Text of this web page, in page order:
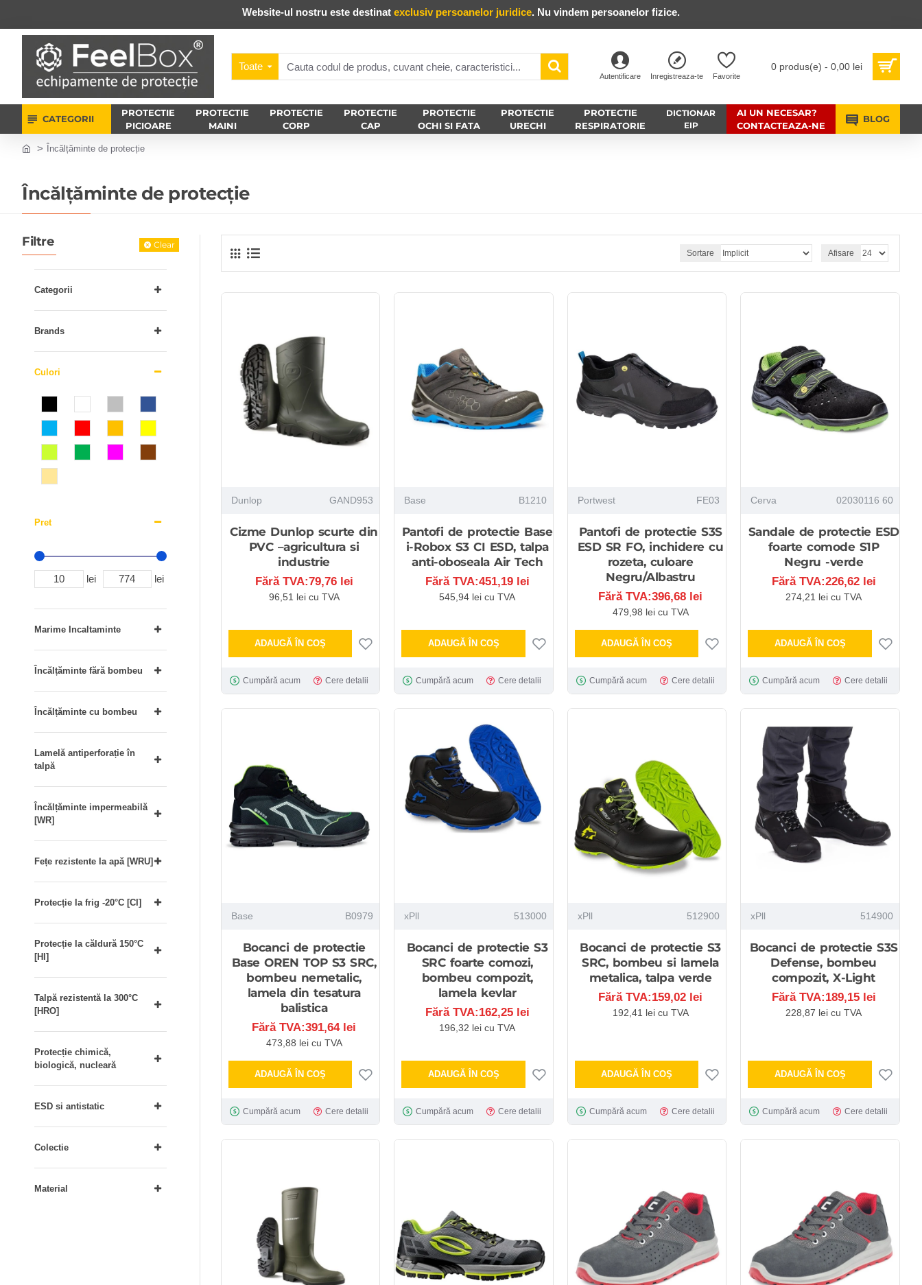
Website-ul nostru este destinat exclusiv persoanelor juridice. Nu vindem persoanelor fizice.
Toate
Autentificare Inregistreaza-te Favorite
0 produs(e) - 0,00 lei
CATEGORII
PROTECTIE
PICIOARE
PROTECTIE
MAINI
PROTECTIE
CORP
PROTECTIE
CAP
PROTECTIE
OCHI SI FATA
PROTECTIE
URECHI
PROTECTIE
RESPIRATORIE
DICTIONAR
EIP
AI UN NECESAR?
CONTACTEAZA-NE
BLOG
Încălțăminte de protecție
Încălțăminte de protecție
Filtre Clear
Pret
lei lei
Categorii
Brands
ESD si antistatic
Încălțăminte cu bombeu
Colectie
Protecție la frig -20°C [CI]
Protecție la căldură 150°C
[HI]
Talpă rezistentă la 300°C
[HRO]
Fețe rezistente la apă [WRU]
Încălțăminte impermeabilă
[WR]
Material
Încălțăminte fără bombeu
Lamelă antiperforație în
talpă
Protecție chimică,
biologică, nucleară
Marime Incaltaminte
Culori
Sortare Afisare
Dunlop GAND953
Cizme Dunlop scurte din
PVC –agricultura si
industrie
Fără TVA:79,76 lei
96,51 lei cu TVA
ADAUGĂ ÎN COŞ
Cumpără acum Cere detalii
Base B1210
Pantofi de protectie Base
i-Robox S3 CI ESD, talpa
anti-oboseala Air Tech
Fără TVA:451,19 lei
545,94 lei cu TVA
ADAUGĂ ÎN COŞ
Cumpără acum Cere detalii
Portwest FE03
Pantofi de protectie S3S
ESD SR FO, inchidere cu
rozeta, culoare
Negru/Albastru
Fără TVA:396,68 lei
479,98 lei cu TVA
ADAUGĂ ÎN COŞ
Cumpără acum Cere detalii
Cerva 02030116 60
Sandale de protectie ESD
foarte comode S1P
Negru -verde
Fără TVA:226,62 lei
274,21 lei cu TVA
ADAUGĂ ÎN COŞ
Cumpără acum Cere detalii
Base B0979
Bocanci de protectie
Base OREN TOP S3 SRC,
bombeu nemetalic,
lamela din tesatura
balistica
Fără TVA:391,64 lei
473,88 lei cu TVA
ADAUGĂ ÎN COŞ
Cumpără acum Cere detalii
xPll 513000
Bocanci de protectie S3
SRC foarte comozi,
bombeu compozit,
lamela kevlar
Fără TVA:162,25 lei
196,32 lei cu TVA
ADAUGĂ ÎN COŞ
Cumpără acum Cere detalii
xPll 512900
Bocanci de protectie S3
SRC, bombeu si lamela
metalica, talpa verde
Fără TVA:159,02 lei
192,41 lei cu TVA
ADAUGĂ ÎN COŞ
Cumpără acum Cere detalii
xPll 514900
Bocanci de protectie S3S
Defense, bombeu
compozit, X-Light
Fără TVA:189,15 lei
228,87 lei cu TVA
ADAUGĂ ÎN COŞ
Cumpără acum Cere detalii